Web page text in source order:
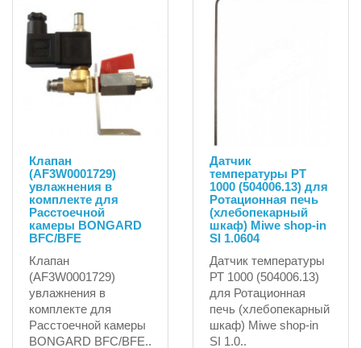
Клапан
(AF3W0001729)
увлажнения в
комплекте для
Расстоечной
камеры BONGARD
BFC/BFE
Клапан
(AF3W0001729)
увлажнения в
комплекте для
Расстоечной камеры
BONGARD BFC/BFE..
Датчик
температуры РТ
1000 (504006.13) для
Ротационная печь
(хлебопекарный
шкаф) Miwe shop-in
SI 1.0604
Датчик температуры
РТ 1000 (504006.13)
для Ротационная
печь (хлебопекарный
шкаф) Miwe shop-in
SI 1.0..